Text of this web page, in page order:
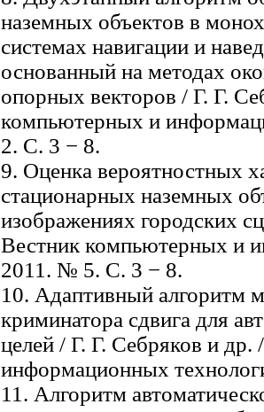
наземных объектов в
системах навигации и
основанный на методах
опорных векторов / Г. Г.
компьютерных и
2. С. 3 − 8.
9. Оценка вероятностных
стационарных наземных
изображениях городских
Вестник компьютерных и
2011. № 5. С. 3 − 8.
10. Адаптивный алгоритм
криминатора сдвига для
целей / Г. Г. Себряков и
информационных
11. Алгоритм